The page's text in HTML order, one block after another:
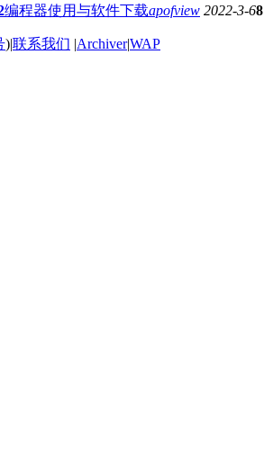
编程器使用与软件下载apofview 2022-3-68
)|联系我们 |Archiver|WAP